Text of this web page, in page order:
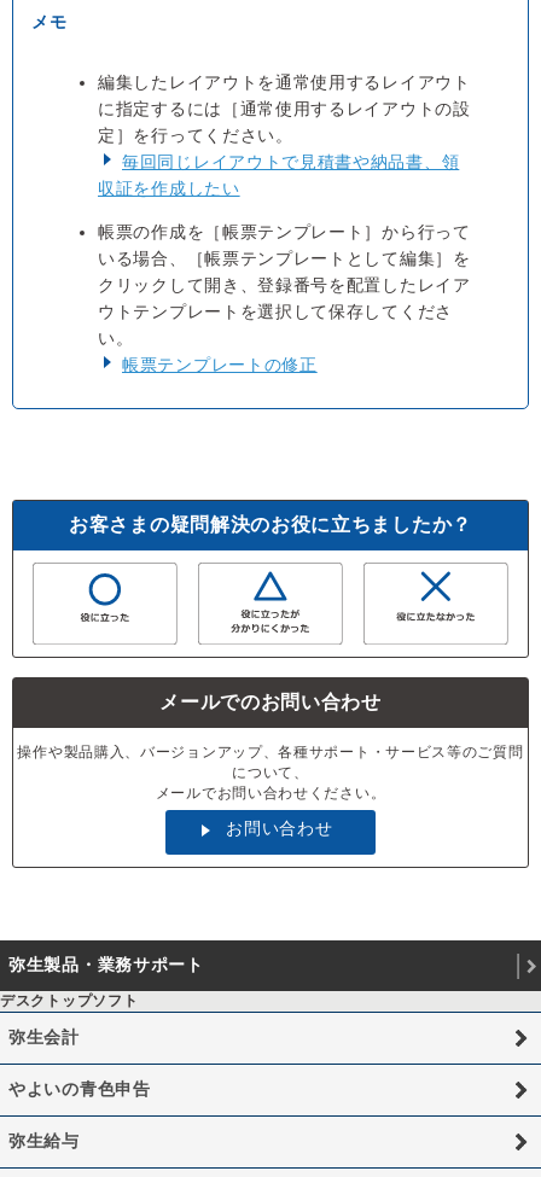
編集したレイアウトを通常使用するレイアウト
に指定するには［通常使用するレイアウトの設
定］を行ってください。
毎回同じレイアウトで見積書や納品書、領
収証を作成したい
帳票の作成を［帳票テンプレート］から行って
いる場合、［帳票テンプレートとして編集］を
クリックして開き、登録番号を配置したレイア
ウトテンプレートを選択して保存してくださ
い。
帳票テンプレートの修正
お客さまの疑問解決のお役に立ちましたか？
メールでのお問い合わせ
操作や製品購入、バージョンアップ、各種サポート・サービス等のご質問
について、
メールでお問い合わせください。
お問い合わせ
弥生製品・業務サポート
デスクトップソフト
弥生会計
やよいの青色申告
弥生給与